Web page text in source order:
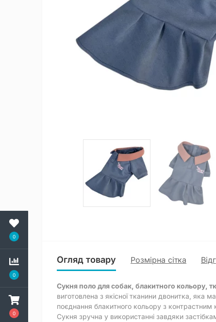
0
0
0
Огляд товару Розмірна сітка
Сукня поло для собак, блакитного кольору,
виготовлена з якісної тканини двонитка, яка
поєднання блакитного кольору з
Сукня зручна у використанні завдяки